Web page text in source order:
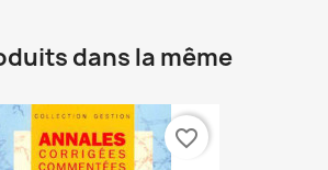
dans la même
favorite_border